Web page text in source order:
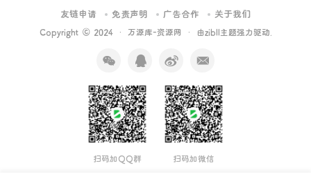
友链申请 免责声明 广告合作 关于我们
Copyright © 2024 · 万源库-资源网 · 由zibll主题强力驱动.
扫码加QQ群 扫码加微信